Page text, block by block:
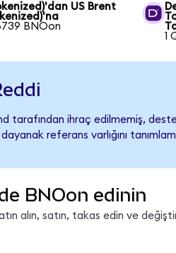
US Brent
BNOon
1
tarafından ihraç edilmemiş,
referans varlığını
BNOon edinin
alın, satın, takas edin ve